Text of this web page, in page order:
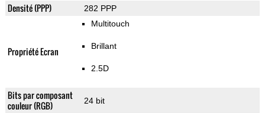
Densité (PPP) 282 PPP
Propriété Ecran
Multitouch
Brillant
2.5D
Bits par composant
couleur (RGB)
24 bit